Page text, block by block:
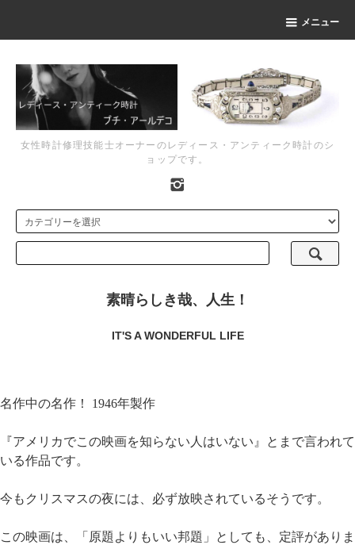
メニュー
女性時計修理技能士オーナーのレディース・アンティーク時計のシ
ョップです。
素晴らしき哉、人生！
IT'S A WONDERFUL LIFE
名作中の名作！ 1946年製作
『アメリカでこの映画を知らない人はいない』とまで言われて
いる作品です。
今もクリスマスの夜には、必ず放映されているそうです。
この映画は、「原題よりもいい邦題」としても、定評がありま